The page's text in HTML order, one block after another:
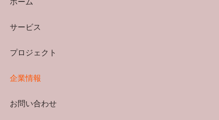
サービス
プロジェクト
企業情報
お問い合わせ